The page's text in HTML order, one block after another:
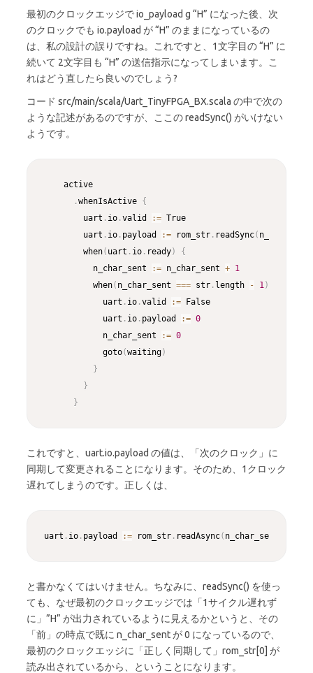
最初のクロックエッジで io_payload g “H” になった後、次
のクロックでも io.payload が “H” のままになっているの
は、私の設計の誤りですね。これですと、1文字目の “H” に
続いて 2文字目も “H” の送信指示になってしまいます。こ
れはどう直したら良いのでしょう?
コード src/main/scala/Uart_TinyFPGA_BX.scala の中で次の
ような記述があるのですが、ここの readSync() がいけない
ようです。
    active
.whenIsActive {
        uart
. io .valid := True
        uart
. io . payload := rom_str . readSync( n_char_sent
        when
( uart . io . ready)
{
          n_char_sent
:= n_char_sent + 1
          when
( n_char_sent === str . length - 1)
            uart
. io .valid := False
            uart
. io . payload := 0
            n_char_sent
:= 0
            goto
(waiting)
}
}
}
これですと、uart.io.payload の値は、「次のクロック」に
同期して変更されることになります。そのため、1クロック
遅れてしまうのです。正しくは、
uart . io . payload := rom_str . readAsync( n_char_sent
と書かなくてはいけません。ちなみに、readSync() を使っ
ても、なぜ最初のクロックエッジでは「1サイクル遅れず
に」”H” が出力されているように見えるかというと、その
「前」の時点で既に n_char_sent が 0 になっているので、
最初のクロックエッジに「正しく同期して」rom_str[0] が
読み出されているから、ということになります。